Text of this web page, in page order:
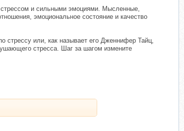
стрессом и сильными эмоциями. Мысленные,
эмоциональное состояние и качество
стрессу или, как называет его Дженнифер Тайц,
стресса. Шаг за шагом измените